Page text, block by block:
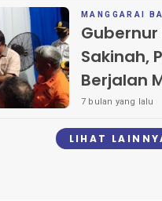
MANGGARAI
Gubernur
Sakinah,
Berjalan
7 bulan yang lalu
LIHAT